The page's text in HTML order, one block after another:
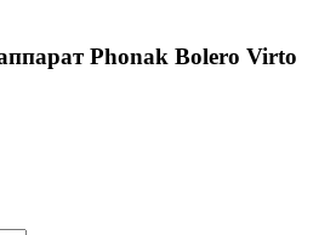
Phonak Bolero Virto